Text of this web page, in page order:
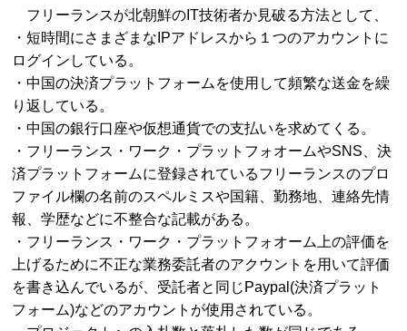
フリーランスが北朝鮮のIT技術者か見破る方法として、
・短時間にさまざまなIPアドレスから１つのアカウントに
ログインしている。
・中国の決済プラットフォームを使用して頻繁な送金を繰
り返している。
・中国の銀行口座や仮想通貨での支払いを求めてくる。
・フリーランス・ワーク・プラットフォオームやSNS、決
済プラットフォームに登録されているフリーランスのプロ
ファイル欄の名前のスペルミスや国籍、勤務地、連絡先情
報、学歴などに不整合な記載がある。
・フリーランス・ワーク・プラットフォオーム上の評価を
上げるために不正な業務委託者のアクウントを用いて評価
を書き込んでいるが、受託者と同じPaypal(決済プラット
フォーム)などのアカウントが使用されている。